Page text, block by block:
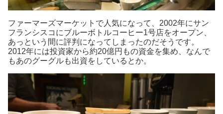
ファーマーズマーケットで人気になって、2002年にサン
フランシスコにブルーボトルコーヒー1号店をオープン、
あっという間に評判になってしまったのだそうです。
2012年には投資家から約20億円もの資金を集め、なんで
もあのグーグルも出資をしているとか。